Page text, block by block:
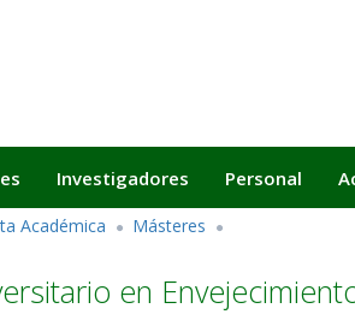
Investigadores Personal
Académica Másteres
en